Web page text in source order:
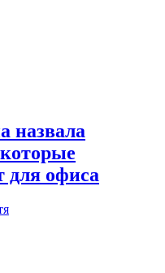
назвала
для офиса